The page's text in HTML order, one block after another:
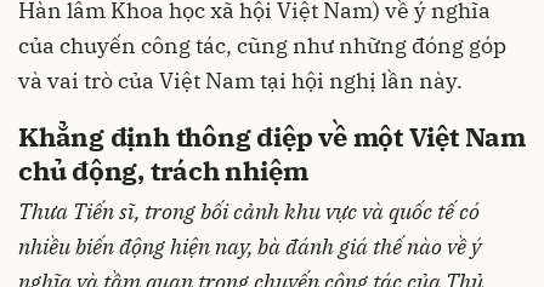
Hàn lâm Khoa học xã hội Việt Nam) về ý nghĩa
của chuyến công tác, cũng như những đóng góp
và vai trò của Việt Nam tại hội nghị lần này.
Khẳng định thông điệp về một Việt Nam
chủ động, trách nhiệm
Thưa Tiến sĩ, trong bối cảnh khu vực và quốc tế có
nhiều biến động hiện nay, bà đánh giá thế nào về ý